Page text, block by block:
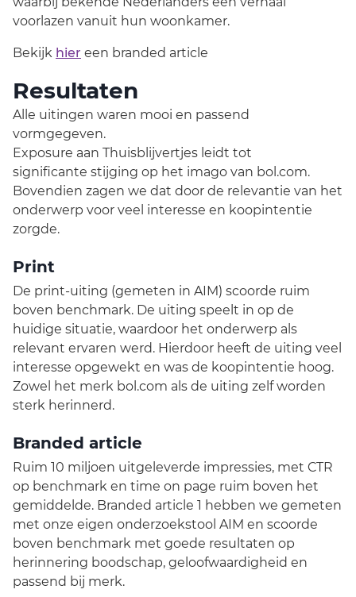
voorlazen vanuit hun woonkamer.
Bekijk hier een branded article
Resultaten
Alle uitingen waren mooi en passend
vormgegeven.
Exposure aan Thuisblijvertjes leidt tot
significante stijging op het imago van bol.com.
Bovendien zagen we dat door de relevantie van het
onderwerp voor veel interesse en koopintentie
zorgde.
Print
De print-uiting (gemeten in AIM) scoorde ruim
boven benchmark. De uiting speelt in op de
huidige situatie, waardoor het onderwerp als
relevant ervaren werd. Hierdoor heeft de uiting veel
interesse opgewekt en was de koopintentie hoog.
Zowel het merk bol.com als de uiting zelf worden
sterk herinnerd.
Branded article
Ruim 10 miljoen uitgeleverde impressies, met CTR
op benchmark en time on page ruim boven het
gemiddelde. Branded article 1 hebben we gemeten
met onze eigen onderzoekstool AIM en scoorde
boven benchmark met goede resultaten op
herinnering boodschap, geloofwaardigheid en
passend bij merk.